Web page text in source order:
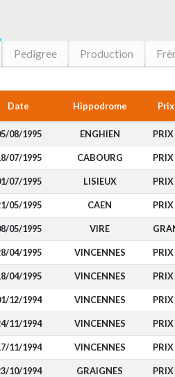
Pedigree Production
Date Hippodrome Prix
08/1995 ENGHIEN
07/1995 CABOURG PRIX
07/1995 LISIEUX
05/1995 CAEN
05/1995 VIRE
04/1995 VINCENNES
04/1995 VINCENNES
12/1994 VINCENNES
11/1994 VINCENNES PRIX
11/1994 VINCENNES
10/1994 GRAIGNES